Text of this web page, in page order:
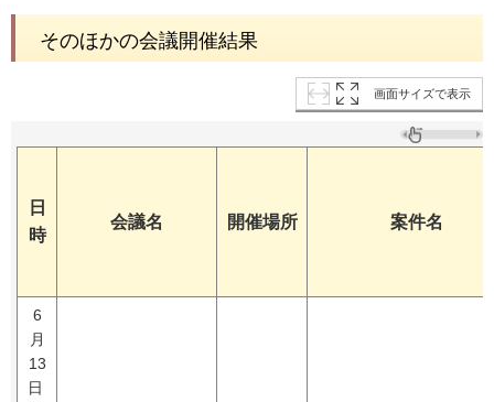
そのほかの会議開催結果
画面サイズで表示
日
時
会議名 開催場所 案件名
6
月
13
日